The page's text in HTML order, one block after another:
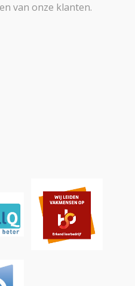
van onze klanten.